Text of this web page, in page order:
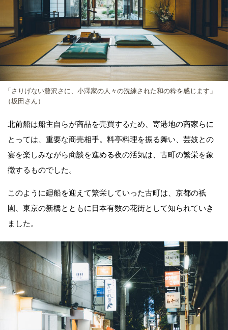
「さりげない贅沢さに、小澤家の人々の洗練された和の粋を感じます」
（坂田さん）
北前船は船主自らが商品を売買するため、寄港地の商家らに
とっては、重要な商売相手。料亭料理を振る舞い、芸妓との
宴を楽しみながら商談を進める夜の活気は、古町の繁栄を象
徴するものでした。
このように廻船を迎えて繁栄していった古町は、京都の祇
園、東京の新橋とともに日本有数の花街として知られていき
ました。